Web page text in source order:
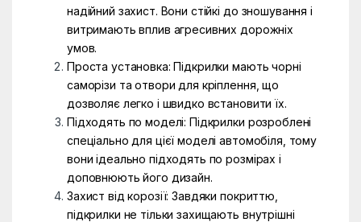
надійний захист. Вони стійкі до зношування і
витримають вплив агресивних дорожніх
умов.
Проста установка: Підкрилки мають чорні
саморізи та отвори для кріплення, що
дозволяє легко і швидко встановити їх.
Підходять по моделі: Підкрилки розроблені
спеціально для цієї моделі автомобіля, тому
вони ідеально підходять по розмірах і
доповнюють його дизайн.
Захист від корозії: Завдяки покриттю,
підкрилки не тільки захищають внутрішні